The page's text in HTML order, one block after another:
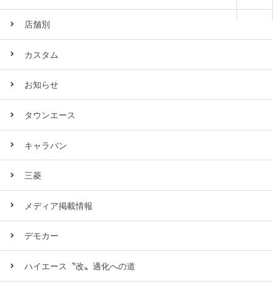
店舗別
カスタム
お知らせ
タウンエース
キャラバン
三菱
メディア掲載情報
デモカー
ハイエース〝改〟適化への道